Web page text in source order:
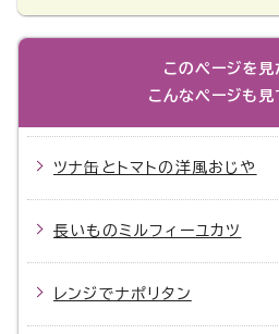
このページを
こんなページも見
ツナ缶とトマトの洋風おじや
長いものミルフィーユカツ
レンジでナポリタン